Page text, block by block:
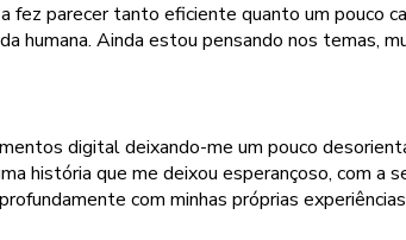
fez parecer tanto eficiente quanto um pouco
humana. Ainda estou pensando nos temas,
digital deixando-me um pouco
história que me deixou esperançoso, com a
com minhas próprias